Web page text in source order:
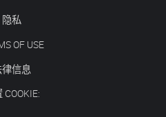
隐私
OF USE
信息
COOKIE: